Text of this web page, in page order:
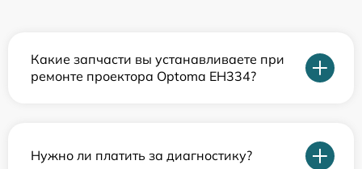
Какие запчасти вы устанавливаете при
ремонте проектора Optoma EH334?
Нужно ли платить за диагностику?